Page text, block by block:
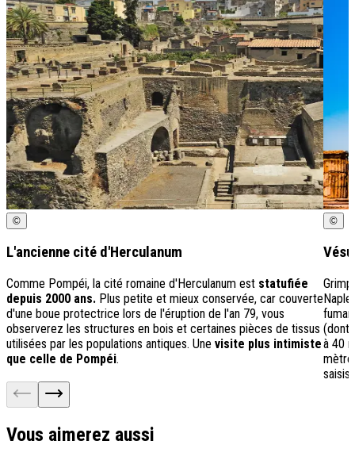
©
L'ancienne cité d'Herculanum
Comme Pompéi, la cité romaine d'Herculanum est statufiée
depuis 2000 ans. Plus petite et mieux conservée, car couverte
d'une boue protectrice lors de l'éruption de l'an 79, vous
observerez les structures en bois et certaines pièces de tissus
utilisées par les populations antiques. Une visite plus intimiste
que celle de Pompéi.
©
(dont
à 40
Vous aimerez aussi